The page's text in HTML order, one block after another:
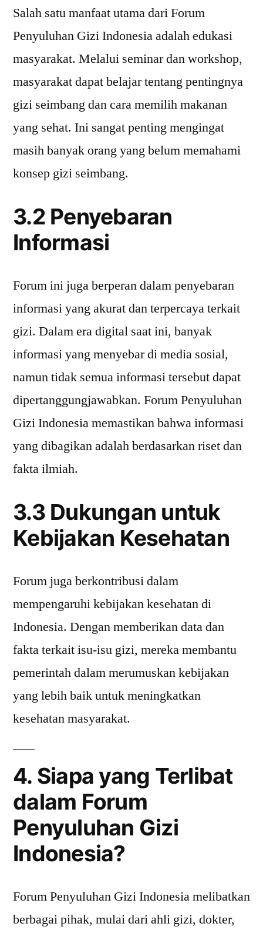
Salah satu manfaat utama dari Forum
Penyuluhan Gizi Indonesia adalah edukasi
masyarakat. Melalui seminar dan workshop,
masyarakat dapat belajar tentang pentingnya
gizi seimbang dan cara memilih makanan
yang sehat. Ini sangat penting mengingat
masih banyak orang yang belum memahami
konsep gizi seimbang.
3.2 Penyebaran
Informasi
Forum ini juga berperan dalam penyebaran
informasi yang akurat dan terpercaya terkait
gizi. Dalam era digital saat ini, banyak
informasi yang menyebar di media sosial,
namun tidak semua informasi tersebut dapat
dipertanggungjawabkan. Forum Penyuluhan
Gizi Indonesia memastikan bahwa informasi
yang dibagikan adalah berdasarkan riset dan
fakta ilmiah.
3.3 Dukungan untuk
Kebijakan Kesehatan
Forum juga berkontribusi dalam
mempengaruhi kebijakan kesehatan di
Indonesia. Dengan memberikan data dan
fakta terkait isu-isu gizi, mereka membantu
pemerintah dalam merumuskan kebijakan
yang lebih baik untuk meningkatkan
kesehatan masyarakat.
4. Siapa yang Terlibat
dalam Forum
Penyuluhan Gizi
Indonesia?
Forum Penyuluhan Gizi Indonesia melibatkan
berbagai pihak, mulai dari ahli gizi, dokter,